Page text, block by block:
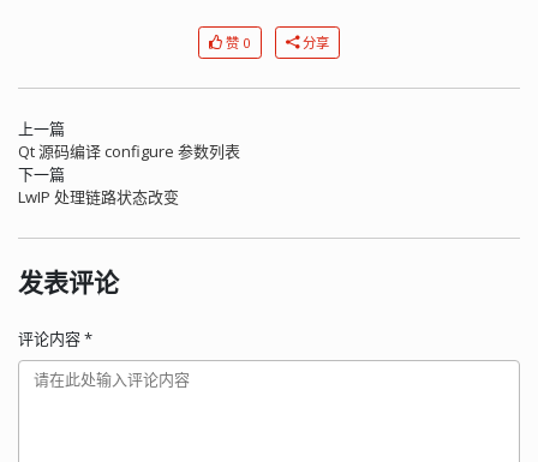
赞 0 分享
上一篇
Qt 源码编译 configure 参数列表
下一篇
LwIP 处理链路状态改变
发表评论
评论内容*